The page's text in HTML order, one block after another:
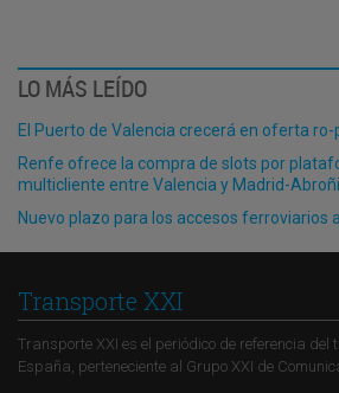
LO MÁS LEÍDO
El Puerto de Valencia crecerá en oferta ro-
Renfe ofrece la compra de slots por
multicliente entre Valencia y Madrid-
Nuevo plazo para los accesos ferroviarios
Transporte XXI
Transporte XXI es el periódico de referencia
España, perteneciente al Grupo XXI de